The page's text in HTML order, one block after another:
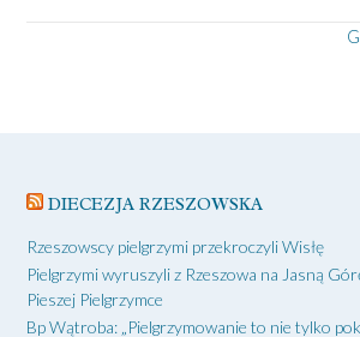
DIECEZJA RZESZOWSKA
Rzeszowscy pielgrzymi przekroczyli Wisłę
Pielgrzymi wyruszyli z Rzeszowa na Jasną
Pieszej Pielgrzymce
Bp Wątroba: „Pielgrzymowanie to nie tylko